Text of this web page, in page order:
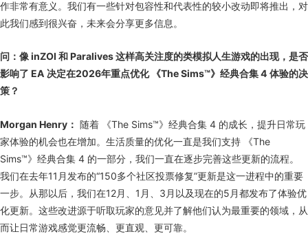
作非常有意义。我们有一些针对包容性和代表性的较小改动即将推出，对
此我们感到很兴奋，未来会分享更多信息。
问：像 inZOI 和 Paralives 这样高关注度的类模拟人生游戏的出现，是否
影响了 EA 决定在2026年重点优化 《The Sims™》经典合集 4 体验的决
策？
Morgan Henry： 随着 《The Sims™》经典合集 4 的成长，提升日常玩
家体验的机会也在增加。生活质量的优化一直是我们支持 《The
Sims™》经典合集 4 的一部分，我们一直在逐步完善这些更新的流程。
我们在去年11月发布的“150多个社区投票修复”更新是这一进程中的重要
一步。从那以后，我们在12月、1月、3月以及现在的5月都发布了体验优
化更新。这些改进源于听取玩家的意见并了解他们认为最重要的领域，从
而让日常游戏感觉更流畅、更直观、更可靠。